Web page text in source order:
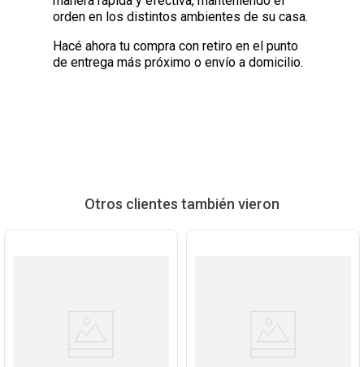
orden en los distintos ambientes de su casa.
Hacé ahora tu compra con retiro en el punto
de entrega más próximo o envío a domicilio.
Otros clientes también vieron
Ver
Producto
Ver
Producto